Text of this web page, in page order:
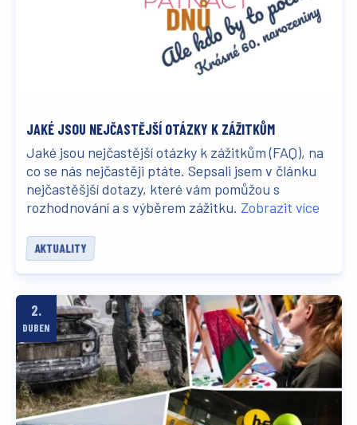
JAKÉ JSOU NEJČASTĚJŠÍ OTÁZKY K ZÁŽITKŮM
Jaké jsou nejčastější otázky k zážitkům (FAQ), na
co se nás nejčastěji ptáte. Sepsali jsem v článku
nejčastěšjší dotazy, které vám pomůžou s
rozhodnování a s výběrem zážitku. Zobrazit více
AKTUALITY
2.
DUBEN